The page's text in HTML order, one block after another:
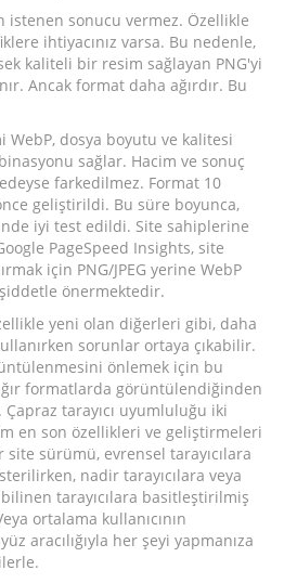
istenen sonucu vermez. Özellikle
ihtiyacınız varsa. Bu nedenle,
kaliteli bir resim sağlayan PNG'yi
Ancak format daha ağırdır. Bu
WebP, dosya boyutu ve kalitesi
sağlar. Hacim ve sonuç
farkedilmez. Format 10
geliştirildi. Bu süre boyunca,
iyi test edildi. Site sahiplerine
PageSpeed Insights, site
için PNG/JPEG yerine WebP
önermektedir.
yeni olan diğerleri gibi, daha
sorunlar ortaya çıkabilir.
önlemek için bu
formatlarda görüntülendiğinden
tarayıcı uyumluluğu iki
en son özellikleri ve geliştirmeleri
sürümü, evrensel tarayıcılara
nadir tarayıcılara veya
tarayıcılara basitleştirilmiş
ortalama kullanıcının
aracılığıyla her şeyi yapmanıza